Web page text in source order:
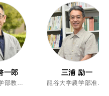
一郎
龍谷大学農学部教授、博士（農学）
三浦 励一
龍谷大学農学部准教授、博士（農学）